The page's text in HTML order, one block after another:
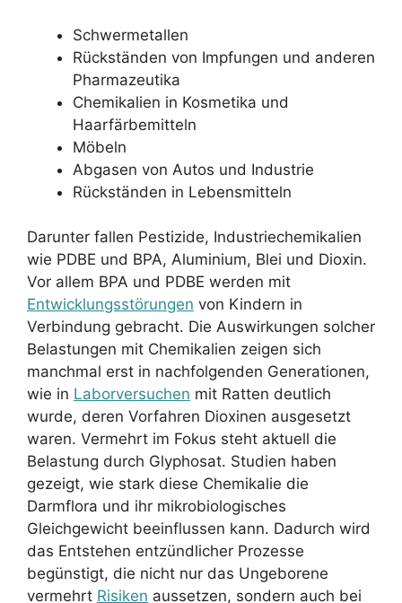
Schwermetallen
Rückständen von Impfungen und anderen
Pharmazeutika
Chemikalien in Kosmetika und
Haarfärbemitteln
Möbeln
Abgasen von Autos und Industrie
Rückständen in Lebensmitteln
Darunter fallen Pestizide, Industriechemikalien
wie PDBE und BPA, Aluminium, Blei und Dioxin.
Vor allem BPA und PDBE werden mit
Entwicklungsstörungen von Kindern in
Verbindung gebracht. Die Auswirkungen solcher
Belastungen mit Chemikalien zeigen sich
manchmal erst in nachfolgenden Generationen,
wie in Laborversuchen mit Ratten deutlich
wurde, deren Vorfahren Dioxinen ausgesetzt
waren. Vermehrt im Fokus steht aktuell die
Belastung durch Glyphosat. Studien haben
gezeigt, wie stark diese Chemikalie die
Darmflora und ihr mikrobiologisches
Gleichgewicht beeinflussen kann. Dadurch wird
das Entstehen entzündlicher Prozesse
begünstigt, die nicht nur das Ungeborene
vermehrt Risiken aussetzen, sondern auch bei